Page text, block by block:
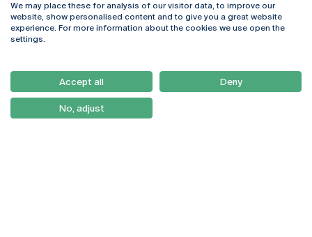
Rua Diogo Botelho 1327
4169-005 Porto
+351 226 196 240
Campus Online
Webmail
Como Chegar
Newsletter
We may place these for analysis of our visitor data, to improve our
website, show personalised content and to give you a great website
experience. For more information about the cookies we use open the
settings.
Accept all Deny
No, adjust